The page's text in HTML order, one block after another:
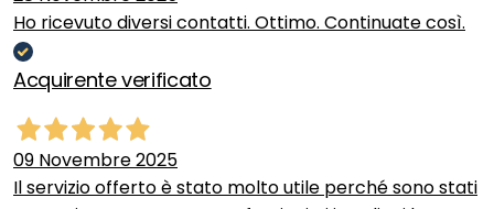
Ho ricevuto diversi contatti. Ottimo. Continuate così.
Acquirente verificato
09 Novembre 2025
Il servizio offerto è stato molto utile perché sono stati